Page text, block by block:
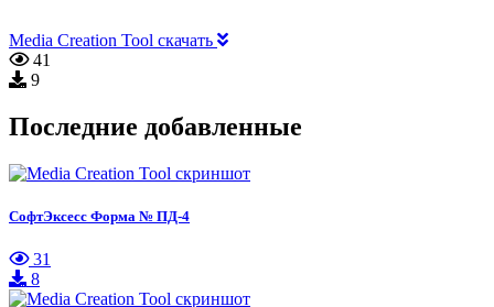
Media Creation Tool скачать
41
9
Последние добавленные
СофтЭксесс Форма № ПД-4
31
8